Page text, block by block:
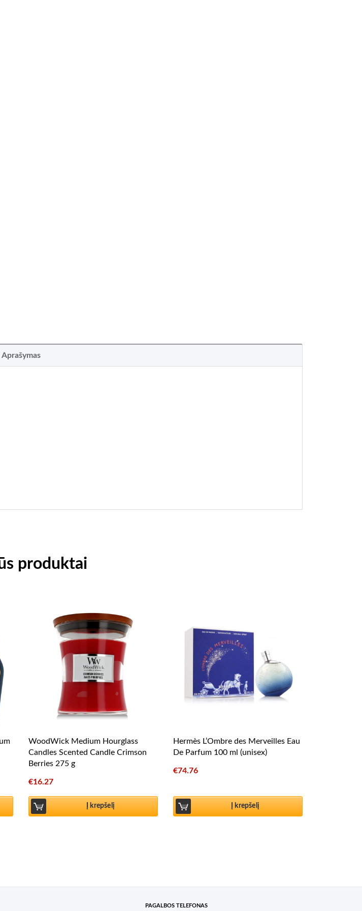
Aprašymas
produktai
WoodWick Medium Hourglass
Candles Scented Candle Crimson
Berries 275 g
€16.27
Į krepšelį
Hermès L’Ombre des Merveilles Eau
De Parfum 100 ml (unisex)
€74.76
Į krepšelį
PAGALBOS TELEFONAS